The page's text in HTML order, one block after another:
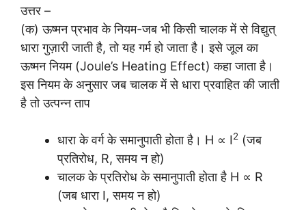
उत्तर –
(क) ऊष्मन प्रभाव के नियम-जब भी किसी चालक में से विद्युत्
धारा गुज़ारी जाती है, तो यह गर्म हो जाता है। इसे जूल का
ऊष्मन नियम (Joule’s Heating Effect) कहा जाता है।
इस नियम के अनुसार जब चालक में से धारा प्रवाहित की जाती
है तो उत्पन्न ताप
धारा के वर्ग के समानुपाती होता है। H ∝ I2 (जब
प्रतिरोध, R, समय न हो)
चालक के प्रतिरोध के समानुपाती होता है H ∝ R
(जब धारा I, समय न हो)